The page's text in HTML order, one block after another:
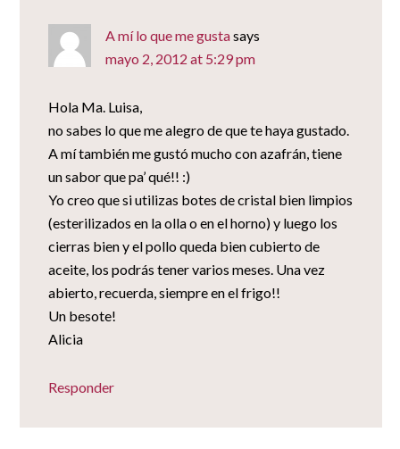
A mí lo que me gustasays
mayo 2, 2012 at 5:29 pm
Hola Ma. Luisa,
no sabes lo que me alegro de que te haya gustado.
A mí también me gustó mucho con azafrán, tiene
un sabor que pa’ qué!! :)
Yo creo que si utilizas botes de cristal bien limpios
(esterilizados en la olla o en el horno) y luego los
cierras bien y el pollo queda bien cubierto de
aceite, los podrás tener varios meses. Una vez
abierto, recuerda, siempre en el frigo!!
Un besote!
Alicia
Responder